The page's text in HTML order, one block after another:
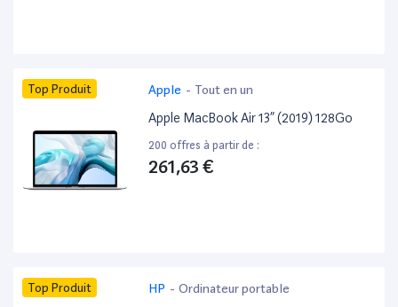
Top Produit Apple - Tout en un
Apple MacBook Air 13” (2019) 128Go
200 offres à partir de :
261,63 €
Top Produit HP - Ordinateur portable